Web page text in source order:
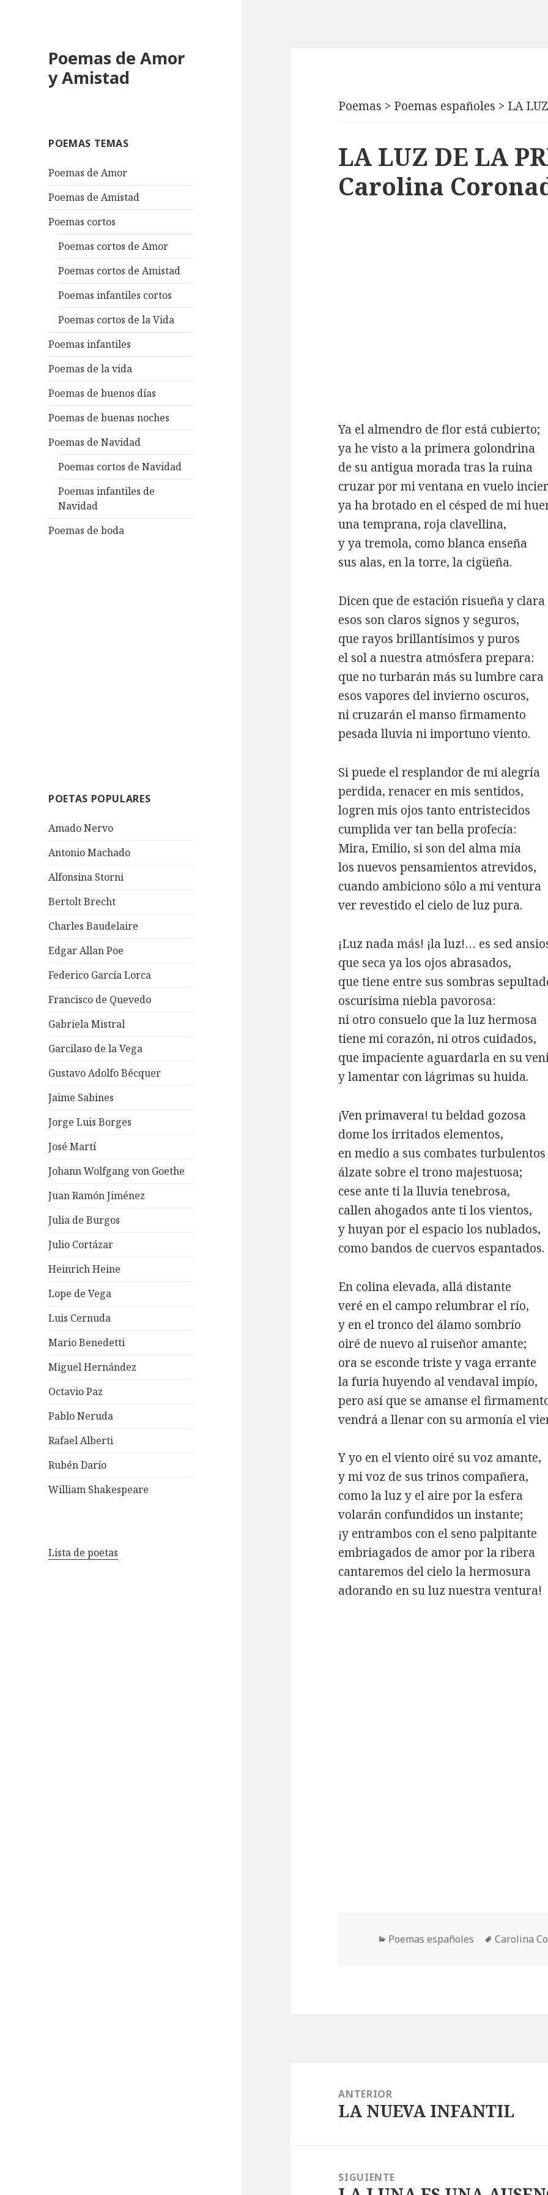
Poemas de Amor
y Amistad
POEMAS TEMAS
Poemas de Amor
Poemas de Amistad
Poemas cortos
Poemas cortos de Amor
Poemas cortos de Amistad
Poemas infantiles cortos
Poemas cortos de la Vida
Poemas infantiles
Poemas de la vida
Poemas de buenos días
Poemas de buenas noches
Poemas de Navidad
Poemas cortos de Navidad
Poemas infantiles de
Navidad
Poemas de boda
POETAS POPULARES
Amado Nervo
Antonio Machado
Alfonsina Storni
Bertolt Brecht
Charles Baudelaire
Edgar Allan Poe
Federico García Lorca
Francisco de Quevedo
Gabriela Mistral
Garcilaso de la Vega
Gustavo Adolfo Bécquer
Jaime Sabines
Jorge Luis Borges
José Martí
Johann Wolfgang von Goethe
Juan Ramón Jiménez
Julia de Burgos
Julio Cortázar
Heinrich Heine
Lope de Vega
Luis Cernuda
Mario Benedetti
Miguel Hernández
Octavio Paz
Pablo Neruda
Rafael Alberti
Rubén Darío
William Shakespeare
Lista de poetas
Poemas > Poemas españoles > LA
LA LUZ DE LA
Carolina
Ya el almendro de flor está cubierto;
ya he visto a la primera golondrina
de su antigua morada tras la ruina
cruzar por mi ventana en vuelo
ya ha brotado en el césped de mi
una temprana, roja clavellina,
y ya tremola, como blanca enseña
sus alas, en la torre, la cigüeña.
Dicen que de estación risueña y clara
esos son claros signos y seguros,
que rayos brillantísimos y puros
el sol a nuestra atmósfera prepara:
que no turbarán más su lumbre cara
esos vapores del invierno oscuros,
ni cruzarán el manso firmamento
pesada lluvia ni importuno viento.
Si puede el resplandor de mi alegría
perdida, renacer en mis sentidos,
logren mis ojos tanto entristecidos
cumplida ver tan bella profecía:
Mira, Emilio, si son del alma mía
los nuevos pensamientos atrevidos,
cuando ambiciono sólo a mi ventura
ver revestido el cielo de luz pura.
¡Luz nada más! ¡la luz!… es sed
que seca ya los ojos abrasados,
que tiene entre sus sombras
oscurísima niebla pavorosa:
ni otro consuelo que la luz hermosa
tiene mi corazón, ni otros cuidados,
que impaciente aguardarla en su
y lamentar con lágrimas su huida.
¡Ven primavera! tu beldad gozosa
dome los irritados elementos,
en medio a sus combates turbulentos
álzate sobre el trono majestuosa;
cese ante ti la lluvia tenebrosa,
callen ahogados ante ti los vientos,
y huyan por el espacio los nublados,
como bandos de cuervos espantados.
En colina elevada, allá distante
veré en el campo relumbrar el río,
y en el tronco del álamo sombrío
oiré de nuevo al ruiseñor amante;
ora se esconde triste y vaga errante
la furia huyendo al vendaval impío,
pero así que se amanse el
vendrá a llenar con su armonía el
Y yo en el viento oiré su voz amante,
y mi voz de sus trinos compañera,
como la luz y el aire por la esfera
volarán confundidos un instante;
¡y entrambos con el seno palpitante
embriagados de amor por la ribera
cantaremos del cielo la hermosura
adorando en su luz nuestra ventura!
Categorías
Poemas españoles Etiquetas
Carolina
entradas
ANTERIOR
Entrada
LA NUEVA INFANTIL
SIGUIENTE